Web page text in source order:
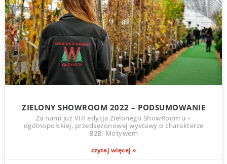
ZIELONY SHOWROOM 2022 – PODSUMOWANIE
Za nami już VIII edycja Zielonego ShowRoom’u –
ogólnopolskiej, przedsezonowej wystawy o charakterze
B2B. Motywem
czytaj więcej »